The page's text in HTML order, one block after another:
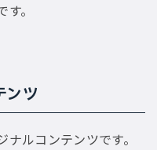
。
ンツ
ルコンテンツです。